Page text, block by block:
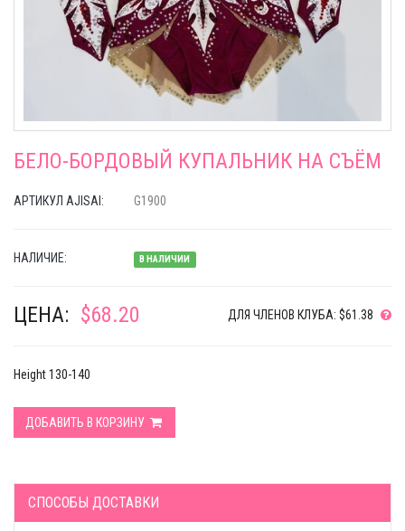
БЕЛО-БОРДОВЫЙ КУПАЛЬНИК НА СЪЁМ
АРТИКУЛ AJISAI: G1900
НАЛИЧИЕ: В НАЛИЧИИ
ЦЕНА: $68.20 ДЛЯ ЧЛЕНОВ КЛУБА: $61.38
Height 130-140
ДОБАВИТЬ В КОРЗИНУ
СПОСОБЫ ДОСТАВКИ